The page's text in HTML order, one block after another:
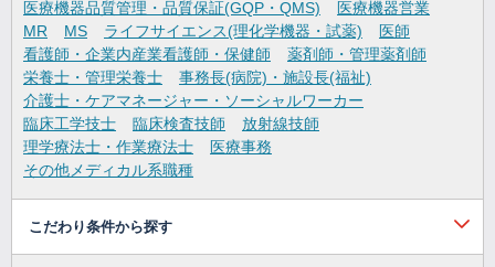
医療機器品質管理・品質保証(GQP・QMS)
医療機器営業
MR
MS ライフサイエンス(理化学機器・試薬)
医師
看護師・企業内産業看護師・保健師
薬剤師・管理薬剤師
栄養士・管理栄養士
事務長(病院)・施設長(福祉)
介護士・ケアマネージャー・ソーシャルワーカー
臨床工学技士
臨床検査技師
放射線技師
理学療法士・作業療法士
医療事務
その他メディカル系職種
こだわり条件から探す